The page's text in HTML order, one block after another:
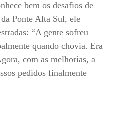
bem os desafios de
Ponte Alta Sul, ele
“A gente sofreu
quando chovia. Era
com as melhorias, a
pedidos finalmente